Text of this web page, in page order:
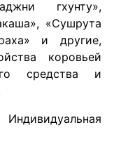
гхунту»,
«Сушрута
и другие,
коровьей
средства и